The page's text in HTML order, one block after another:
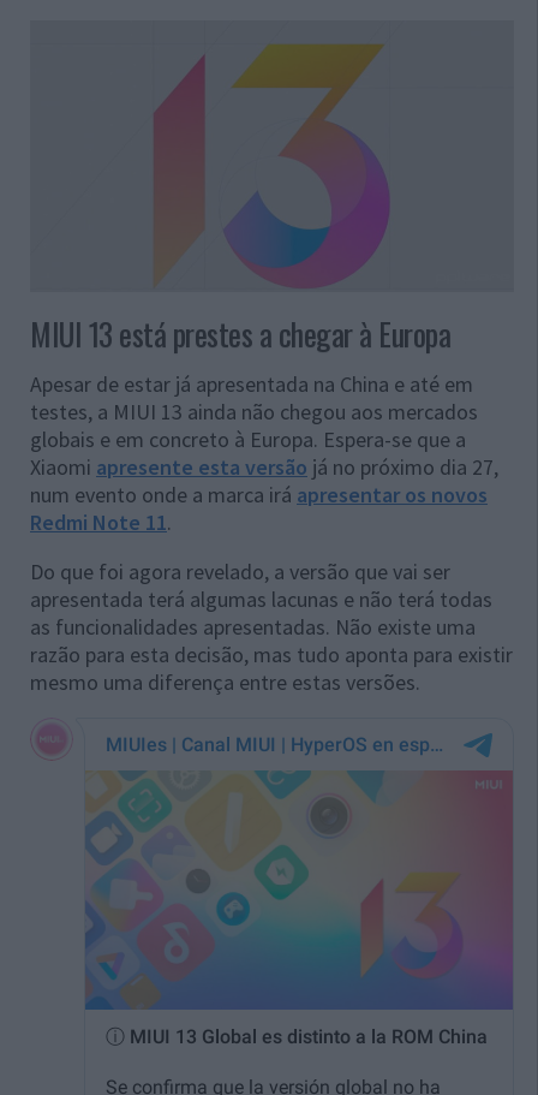
MIUI 13 está prestes a chegar à Europa
Apesar de estar já apresentada na China e até em
testes, a MIUI 13 ainda não chegou aos mercados
globais e em concreto à Europa. Espera-se que a
Xiaomi apresente esta versão já no próximo dia 27,
num evento onde a marca irá apresentar os novos
Redmi Note 11.
Do que foi agora revelado, a versão que vai ser
apresentada terá algumas lacunas e não terá todas
as funcionalidades apresentadas. Não existe uma
razão para esta decisão, mas tudo aponta para existir
mesmo uma diferença entre estas versões.